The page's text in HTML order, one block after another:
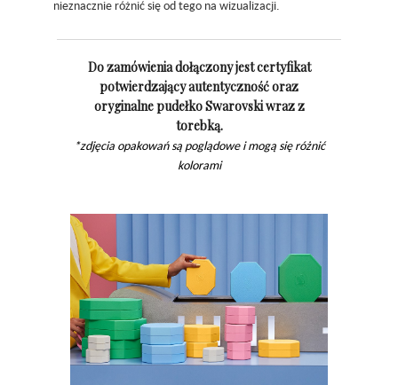
nieznacznie różnić się od tego na wizualizacji.
Do zamówienia dołączony jest certyfikat
potwierdzający autentyczność oraz
oryginalne pudełko Swarovski wraz z
torebką.
*zdjęcia opakowań są poglądowe i mogą się różnić
kolorami